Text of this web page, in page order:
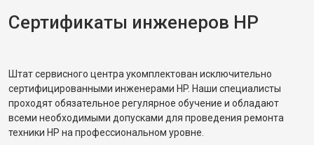
Сертификаты инженеров HP
Штат сервисного центра укомплектован исключительно
сертифицированными инженерами HP. Наши специалисты
проходят обязательное регулярное обучение и обладают
всеми необходимыми допусками для проведения ремонта
техники HP на профессиональном уровне.